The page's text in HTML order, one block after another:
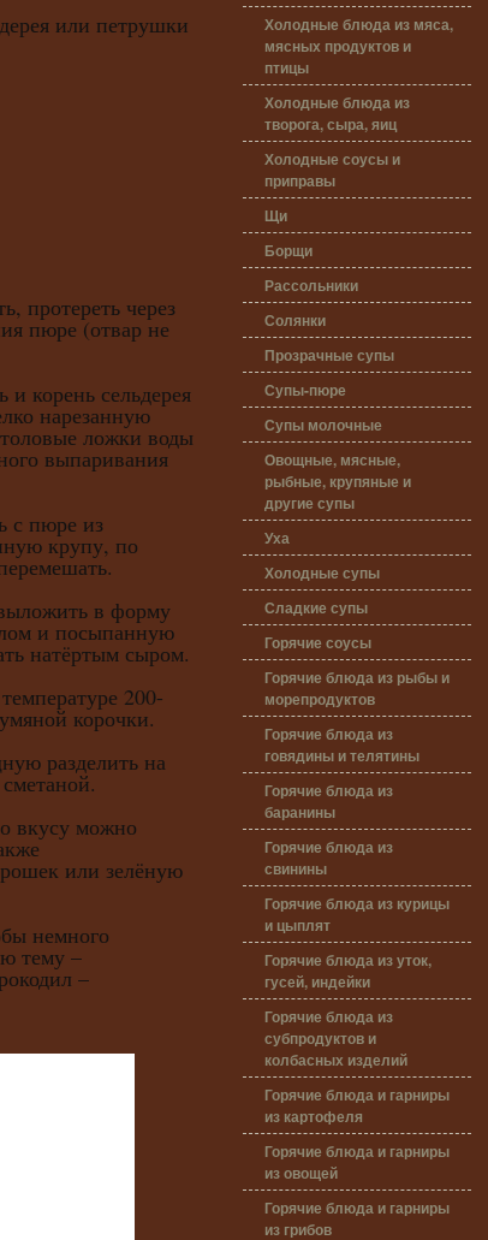
или петрушки
протереть через
пюре (отвар не
сельдерея
нарезанную
ложки воды
выпаривания
пюре из
крупу, по
в форму
и посыпанную
натёртым сыром.
200-
корочки.
разделить на
можно
или зелёную
немного
тему –
–
Холодные блюда из мяса,
мясных продуктов и
птицы
Холодные блюда из
творога, сыра, яиц
Холодные соусы и
приправы
Щи
Борщи
Рассольники
Солянки
Прозрачные супы
Супы-пюре
Супы молочные
Овощные, мясные,
рыбные, крупяные и
другие супы
Уха
Холодные супы
Сладкие супы
Горячие соусы
Горячие блюда из рыбы и
морепродуктов
Горячие блюда из
говядины и телятины
Горячие блюда из
баранины
Горячие блюда из
свинины
Горячие блюда из курицы
и цыплят
Горячие блюда из уток,
гусей, индейки
Горячие блюда из
субпродуктов и
колбасных изделий
Горячие блюда и гарниры
из картофеля
Горячие блюда и гарниры
из овощей
Горячие блюда и гарниры
из грибов